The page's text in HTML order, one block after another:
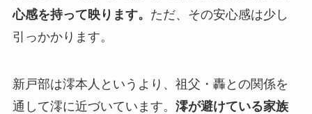
心感を持って映ります。 ただ、その安心感は少し
引っかかります。
新戸部は澪本人というより、祖父・轟との関係を
通して澪に近づいています。 澪が避けている家族